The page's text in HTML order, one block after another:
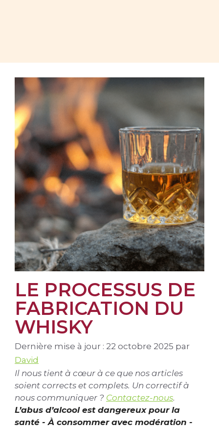
LE PROCESSUS DE
FABRICATION DU
WHISKY
Dernière mise à jour : 22 octobre 2025 par
David
Il nous tient à cœur à ce que nos articles
soient corrects et complets. Un correctif à
nous communiquer ? Contactez-nous.
L’abus d’alcool est dangereux pour la
santé - À consommer avec modération -